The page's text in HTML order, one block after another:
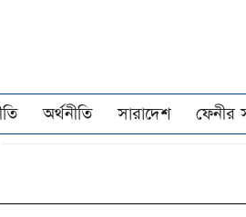
অর্থনীতি সারাদেশ ফেনীর